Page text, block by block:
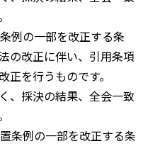
例の一部を改正する条
の改正に伴い、引用条項
を行うものです。
、採決の結果、全会一致
条例の一部を改正する条